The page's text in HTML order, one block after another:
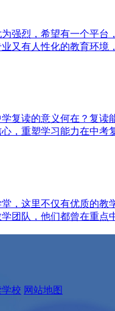
强烈，希望有一个平
又有人性化的教育环境
读的意义何在？复
，重塑学习能力在中考
，这里不仅有优质的
团队，他们都曾在重点
校 网站地图